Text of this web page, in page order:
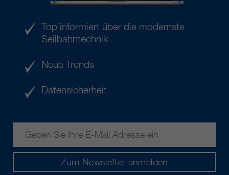
Zum Newsletter anmelden
Top informiert über die modernste
Seilbahntechnik
Neue Trends
Datensicherheit